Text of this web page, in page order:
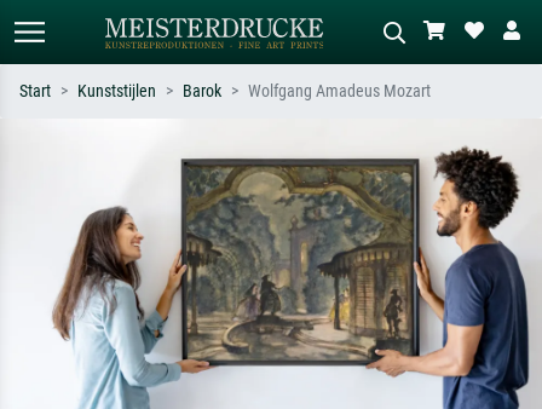
Zoek op kunstenaar, titel of stijl – bijv.
Monet, Sterrennacht, impressionisme,
Hokusai-golf, naakt.
Beschrijf de scène – bijv. groene
weide, abstract met veel rood, donker
olieverfschilderij, staand naakt naast
een boom.
Start Kunststijlen Barok Wolfgang Amadeus Mozart